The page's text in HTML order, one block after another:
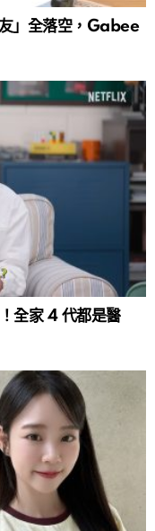
」全落空，Gabee
全家 4 代都是醫